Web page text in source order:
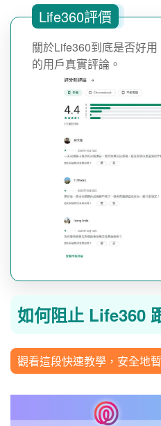
Life360評價
關於Life360到底是否好
的用戶真實評論。
如何阻止 Life360
觀看這段快速教學，安全地